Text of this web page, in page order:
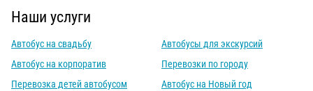
Наши услуги
Автобус на свадьбу
Автобус на корпоратив
Перевозка детей автобусом
Автобусы для экскурсий
Перевозки по городу
Автобус на Новый год